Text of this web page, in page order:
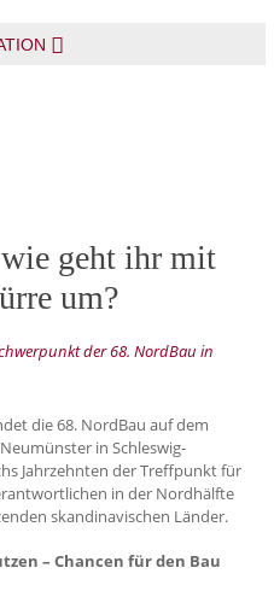
geht ihr mit
um?
der 68. NordBau in
die 68. NordBau auf dem
in Schleswig-
Jahrzehn­ten der Treffpunkt für
in der Nordhälfte
skandinavischen Länder.
– Chancen für den Bau